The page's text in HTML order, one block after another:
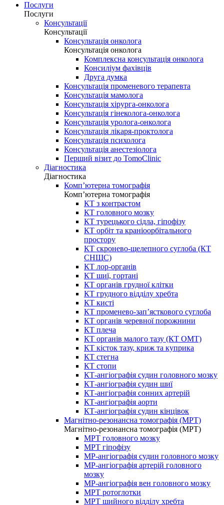
Послуги
Послуги
Консультації
Консультації
Консультація онколога
Консультація онколога
Комплексна консультація онколога
Консиліум фахівців
Друга думка
Консультація променевого терапевта
Консультація мамолога
Консультація хірурга-онколога
Консультація гінеколога-онколога
Консультація уролога-онколога
Консультація лікаря-проктолога
Консультація психолога
Консультація анестезіолога
Перший візит до TomoClinic
Діагностика
Діагностика
Комп’ютерна томографія
Комп’ютерна томографія
КТ з контрастом
КТ головного мозку
КТ турецького сідла, гіпофізу
КТ орбіт та краніоорбітального
простору
КТ скронево-щелепного суглоба (КТ
СНЩС)
КТ лор-органів
КТ шиї, гортані
КТ органів грудної клітки
КТ грудного відділу хребта
КТ кисті
КТ променево-зап’ясткового суглоба
КТ органів черевної порожнини
КТ плеча
КТ органів малого тазу (КТ ОМТ)
КТ кісток тазу, криж та куприка
КТ стегна
КТ стопи
КТ-ангіографія судин головного мозку
КТ-ангіографія судин шиї
КТ-ангіографія сонних артерій
КТ-ангіографія аорти
КТ-ангіографія судин кінцівок
Магнітно-резонансна томографія (МРТ)
Магнітно-резонансна томографія (МРТ)
МРТ головного мозку
МРТ гіпофізу
МР-ангіографія судин головного мозку
МР-ангіографія артерій головного
мозку
МР-ангіографія вен головного мозку
МРТ ротоглотки
МРТ шийного відділу хребта